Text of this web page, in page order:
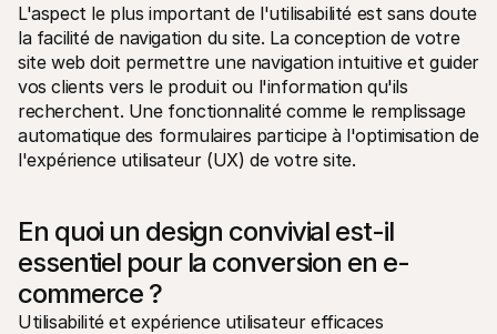
L'aspect le plus important de l'utilisabilité est sans doute
la facilité de navigation du site. La conception de votre
site web doit permettre une navigation intuitive et guider
vos clients vers le produit ou l'information qu'ils
recherchent. Une fonctionnalité comme le remplissage
automatique des formulaires participe à l'optimisation de
l'expérience utilisateur (UX) de votre site.
En quoi un design convivial est-il
essentiel pour la conversion en e-
commerce ?
Utilisabilité et expérience utilisateur efficaces